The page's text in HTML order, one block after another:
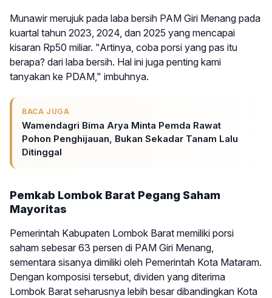
Munawir merujuk pada laba bersih PAM Giri Menang pada
kuartal tahun 2023, 2024, dan 2025 yang mencapai
kisaran Rp50 miliar. "Artinya, coba porsi yang pas itu
berapa? dari laba bersih. Hal ini juga penting kami
tanyakan ke PDAM," imbuhnya.
BACA JUGA
Wamendagri Bima Arya Minta Pemda Rawat
Pohon Penghijauan, Bukan Sekadar Tanam Lalu
Ditinggal
Pemkab Lombok Barat Pegang Saham
Mayoritas
Pemerintah Kabupaten Lombok Barat memiliki porsi
saham sebesar 63 persen di PAM Giri Menang,
sementara sisanya dimiliki oleh Pemerintah Kota Mataram.
Dengan komposisi tersebut, dividen yang diterima
Lombok Barat seharusnya lebih besar dibandingkan Kota